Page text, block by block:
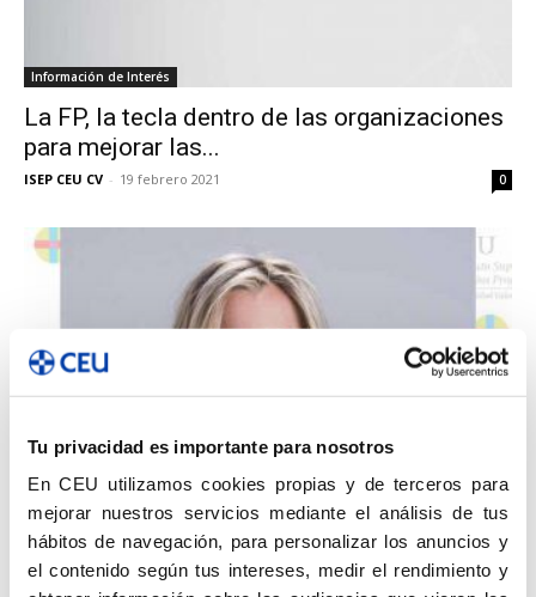
Tu privacidad es importante para nosotros
En CEU utilizamos cookies propias y de terceros para
mejorar nuestros servicios mediante el análisis de tus
hábitos de navegación, para personalizar los anuncios y
el contenido según tus intereses, medir el rendimiento y
Información de Interés
La FP, la tecla dentro de las organizaciones
para mejorar las...
ISEP CEU CV - 19 febrero 2021 0
Actividades
Un Café Virtual con, nueva iniciativa del
ISEP CEU CV
ISEP CEU CV 2 abril 2020